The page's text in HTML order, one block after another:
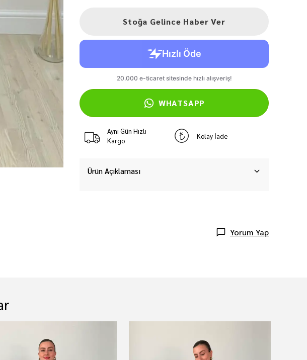
Stoğa Gelince Haber Ver
WHATSAPP
Aynı Gün Hızlı
Kargo
Kolay İade
Ürün Açıklaması
Yorum Yap